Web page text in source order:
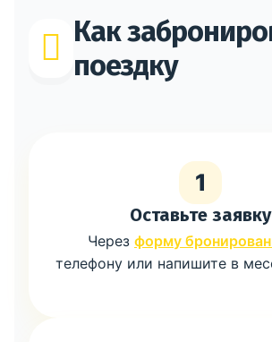
Как
поездку
1
Оставьте заявку
Через форму
телефону или напишите в